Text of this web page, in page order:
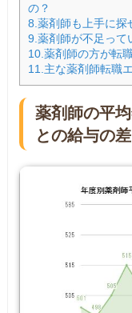
の？
8.薬剤師も上手に探
9.薬剤師が不足って
10.薬剤師の方が転
11.主な薬剤師転職
薬剤師の平
との給与の差